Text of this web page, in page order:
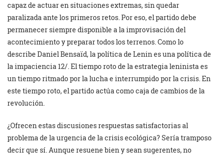
capaz de actuar en situaciones extremas, sin quedar
paralizada ante los primeros retos. Por eso, el partido debe
permanecer siempre disponible a la improvisación del
acontecimiento y preparar todos los terrenos. Como lo
describe Daniel Bensaïd, la política de Lenin es una política de
la impaciencia 12/. El tiempo roto de la estrategia leninista es
un tiempo ritmado por la lucha e interrumpido por la crisis. En
este tiempo roto, el partido actúa como caja de cambios de la
revolución.
¿Ofrecen estas discusiones respuestas satisfactorias al
problema de la urgencia de la crisis ecológica? Sería tramposo
decir que sí. Aunque resuene bien y sean sugerentes, no